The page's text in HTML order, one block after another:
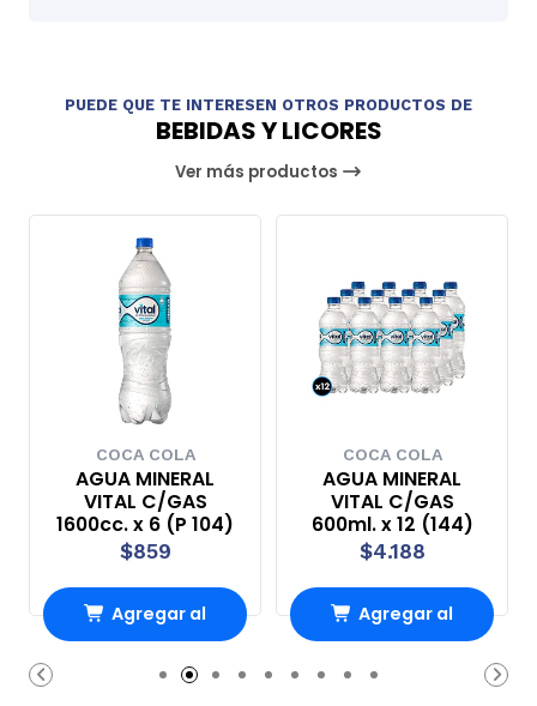
PUEDE QUE TE INTERESEN OTROS PRODUCTOS DE
BEBIDAS Y LICORES
Ver más productos
COCA COLA
AGUA MINERAL
VITAL C/GAS
1600cc. x 6 (P 104)
$859
Agregar al
carrito
COCA COLA
AGUA MINERAL
VITAL C/GAS
600ml. x 12 (144)
$4.188
Agregar al
carrito